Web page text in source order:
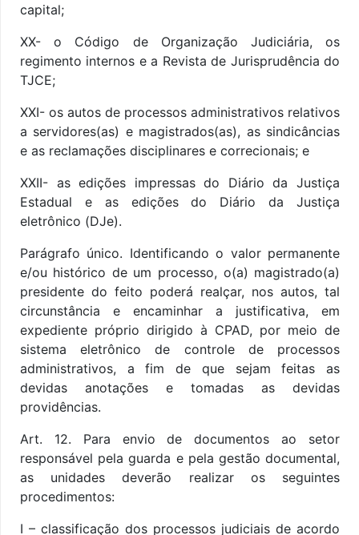
capital;
XX- o Código de Organização Judiciária, os
regimento internos e a Revista de Jurisprudência do
TJCE;
XXI- os autos de processos administrativos relativos
a servidores(as) e magistrados(as), as sindicâncias
e as reclamações disciplinares e correcionais; e
XXII- as edições impressas do Diário da Justiça
Estadual e as edições do Diário da Justiça
eletrônico (DJe).
Parágrafo único. Identificando o valor permanente
e/ou histórico de um processo, o(a) magistrado(a)
presidente do feito poderá realçar, nos autos, tal
circunstância e encaminhar a justificativa, em
expediente próprio dirigido à CPAD, por meio de
sistema eletrônico de controle de processos
administrativos, a fim de que sejam feitas as
devidas anotações e tomadas as devidas
providências.
Art. 12. Para envio de documentos ao setor
responsável pela guarda e pela gestão documental,
as unidades deverão realizar os seguintes
procedimentos:
I – classificação dos processos judiciais de acordo